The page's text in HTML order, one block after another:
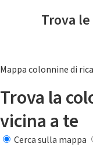
Trova
Mappa colonnine di
Trova la
vicina a te
Cerca sulla mappa